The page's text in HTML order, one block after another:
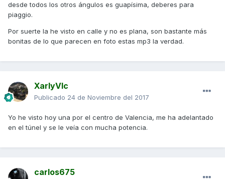
desde todos los otros ángulos es guapísima, deberes para
piaggio.
Por suerte la he visto en calle y no es plana, son bastante más
bonitas de lo que parecen en foto estas mp3 la verdad.
XarlyVlc
Publicado 24 de Noviembre del 2017
Yo he visto hoy una por el centro de Valencia, me ha adelantado
en el túnel y se le veía con mucha potencia.
carlos675